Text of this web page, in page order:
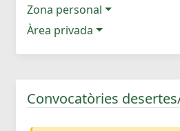
Zona personal
Àrea privada
Convocatòries